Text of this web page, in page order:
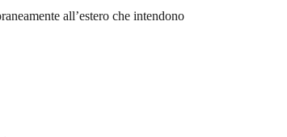
all’estero che intendono